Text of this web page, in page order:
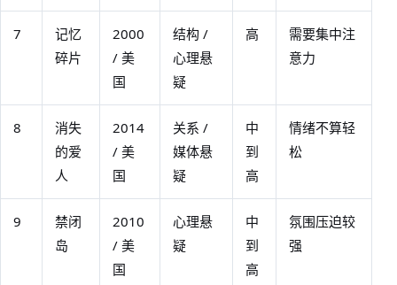
7
记忆
碎片
2000
/ 美
国
结构 /
心理悬
疑
高
需要集中注
意力
8
消失
的爱
人
2014
/ 美
国
关系 /
媒体悬
疑
中
到
高
情绪不算轻
松
9
禁闭
岛
2010
/ 美
国
心理悬
疑
中
到
高
氛围压迫较
强